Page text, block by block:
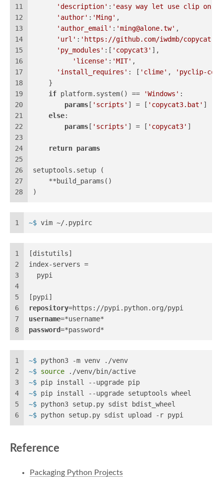
11
12
13
14
15
16
17
18
19
20
21
22
23
24
25
26
27
28
'description' : 'easy way let use clip on
'author' : 'Ming' ,
'author_email' : 'ming@alone.tw' ,
'url' : 'https://github.com/iwdmb/copycat'
'py_modules' :[ 'copycat3' ],
'license' : 'MIT' ,
'install_requires' : [ 'clime' ,
'pyclip-
    }
if platform.system() == 'Windows' :
params [ 'scripts' ] = [ 'copycat3.bat' ]
else:
params [ 'scripts' ] = [ 'copycat3' ]
return params
setuptools.setup (
    **build_params()
)
1 ~$ vim ~/.pypirc
1
2
3
4
5
6
7
8
[distutils]
index-servers =
  pypi
[pypi]
repository=https://pypi.python.org/pypi
username=*username*
password=*password*
1
2
3
4
5
6
~$ python3 -m venv ./venv
~$ source ./venv/bin/active
~$ pip install --upgrade pip
~$ pip install --upgrade setuptools wheel
~$ python3 setup.py sdist bdist_wheel
~$ python setup.py sdist upload -r pypi
Reference
Packaging Python Projects